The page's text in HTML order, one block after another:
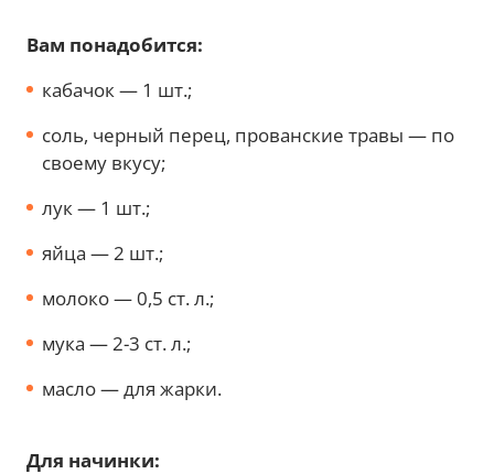
Вам понадобится:
кабачок — 1 шт.;
соль, черный перец, прованские травы — по
своему вкусу;
лук — 1 шт.;
яйца — 2 шт.;
молоко — 0,5 ст. л.;
мука — 2-3 ст. л.;
масло — для жарки.
Для начинки: